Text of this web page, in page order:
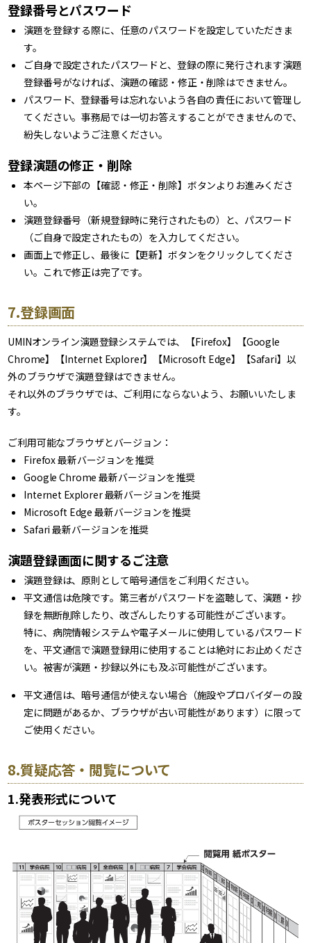
登録番号とパスワード
演題を登録する際に、任意のパスワードを設定していただきま
す。
ご自身で設定されたパスワードと、登録の際に発行されます演題
登録番号がなければ、演題の確認・修正・削除はできません。
パスワード、登録番号は忘れないよう各自の責任において管理し
てください。事務局では一切お答えすることができませんので、
紛失しないようご注意ください。
登録演題の修正・削除
本ページ下部の【確認・修正・削除】ボタンよりお進みくださ
い。
演題登録番号（新規登録時に発行されたもの）と、パスワード
（ご自身で設定されたもの）を入力してください。
画面上で修正し、最後に【更新】ボタンをクリックしてくださ
い。これで修正は完了です。
7.登録画面
UMINオンライン演題登録システムでは、【Firefox】【Google
Chrome】【Internet Explorer】【Microsoft Edge】【Safari】以
外のブラウザで演題登録はできません。
それ以外のブラウザでは、ご利用にならないよう、お願いいたしま
す。
ご利用可能なブラウザとバージョン：
Firefox 最新バージョンを推奨
Google Chrome 最新バージョンを推奨
Internet Explorer 最新バージョンを推奨
Microsoft Edge 最新バージョンを推奨
Safari 最新バージョンを推奨
演題登録画面に関するご注意
演題登録は、原則として暗号通信をご利用ください。
平文通信は危険です。第三者がパスワードを盗聴して、演題・抄
録を無断削除したり、改ざんしたりする可能性がございます。
特に、病院情報システムや電子メールに使用しているパスワード
を、平文通信で演題登録用に使用することは絶対にお止めくださ
い。被害が演題・抄録以外にも及ぶ可能性がございます。
平文通信は、暗号通信が使えない場合（施設やプロバイダーの設
定に問題があるか、ブラウザが古い可能性があります）に限って
ご使用ください。
8.質疑応答・閲覧について
1.発表形式について